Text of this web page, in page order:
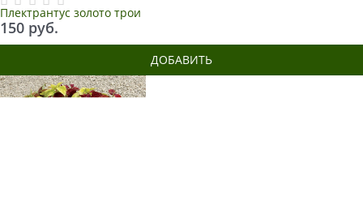
Плектрантус золото трои
150 руб.
ДОБАВИТЬ